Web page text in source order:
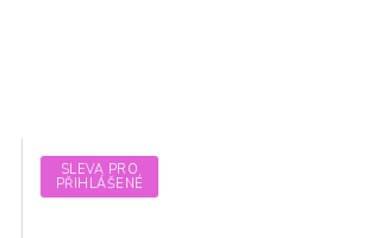
SLEVA PRO
PŘIHLÁŠENÉ